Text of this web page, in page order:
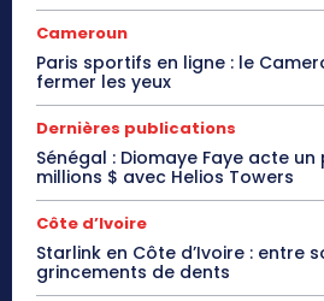
Cameroun
Paris sportifs en ligne : le
fermer les yeux
Dernières publications
Sénégal : Diomaye Faye acte
millions $ avec Helios Towers
Côte d’Ivoire
Starlink en Côte d’Ivoire : entre
grincements de dents